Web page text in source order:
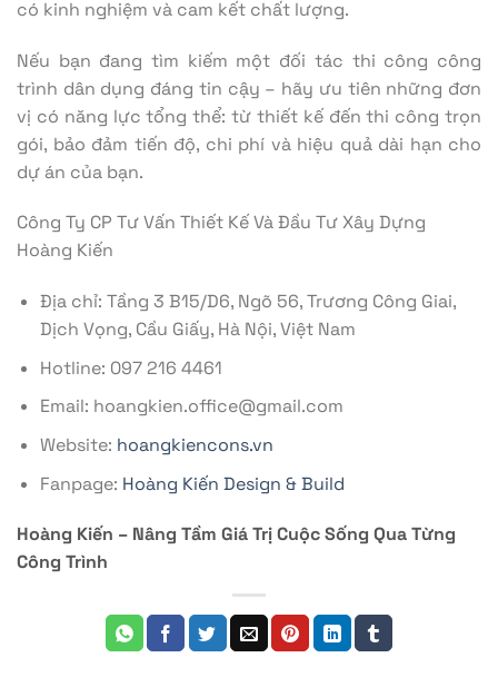
có kinh nghiệm và cam kết chất lượng.
Nếu bạn đang tìm kiếm một đối tác thi công công
trình dân dụng đáng tin cậy – hãy ưu tiên những đơn
vị có năng lực tổng thể: từ thiết kế đến thi công trọn
gói, bảo đảm tiến độ, chi phí và hiệu quả dài hạn cho
dự án của bạn.
Công Ty CP Tư Vấn Thiết Kế Và Đầu Tư Xây Dựng
Hoàng Kiến
Địa chỉ: Tầng 3 B15/D6, Ngõ 56, Trương Công Giai,
Dịch Vọng, Cầu Giấy, Hà Nội, Việt Nam
Hotline: 097 216 4461
Email: hoangkien.office@gmail.com
Website: hoangkiencons.vn
Fanpage: Hoàng Kiến Design & Build
Hoàng Kiến – Nâng Tầm Giá Trị Cuộc Sống Qua Từng
Công Trình